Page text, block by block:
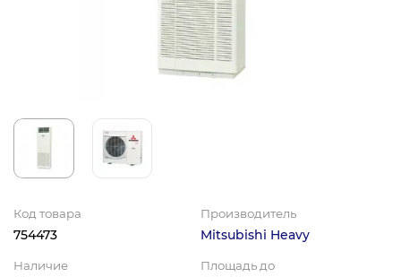
Код товара
754473
Производитель
Mitsubishi Heavy
Наличие Площадь до